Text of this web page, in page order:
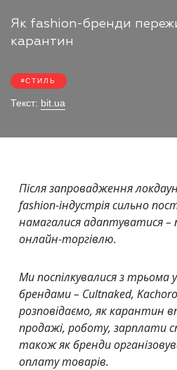
Як fashion-бренди
карантин
СТИЛЬ
Текст: bit.ua
Після запровадження
fashion-індустрія сильно
намагалися адаптуватися –
онлайн-торгівлю.
Ми поспілкувалися з трьома
брендами – Cultnaked,
розповідаємо, як карантин
продажі, роботу, зарплати
також як бренди
оплату товарів.